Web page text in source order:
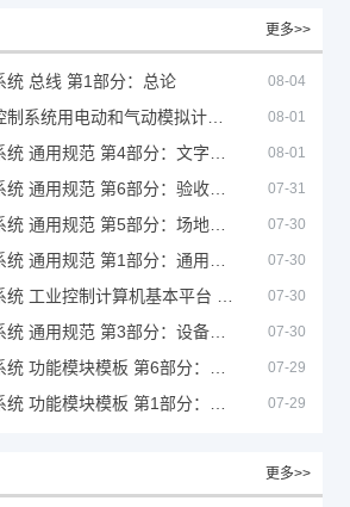
更多>>
统 总线 第1部分：总论 08-04
08-01
08-01
07-31
07-30
07-30
07-30
07-30
07-29
07-29
更多>>